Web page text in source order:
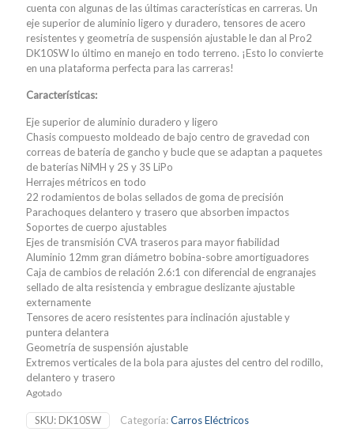
cuenta con algunas de las últimas características en carreras. Un
eje superior de aluminio ligero y duradero, tensores de acero
resistentes y geometría de suspensión ajustable le dan al Pro2
DK10SW lo último en manejo en todo terreno. ¡Esto lo convierte
en una plataforma perfecta para las carreras!
Características:
Eje superior de aluminio duradero y ligero
Chasis compuesto moldeado de bajo centro de gravedad con
correas de batería de gancho y bucle que se adaptan a paquetes
de baterías NiMH y 2S y 3S LiPo
Herrajes métricos en todo
22 rodamientos de bolas sellados de goma de precisión
Parachoques delantero y trasero que absorben impactos
Soportes de cuerpo ajustables
Ejes de transmisión CVA traseros para mayor fiabilidad
Aluminio 12mm gran diámetro bobina-sobre amortiguadores
Caja de cambios de relación 2.6:1 con diferencial de engranajes
sellado de alta resistencia y embrague deslizante ajustable
externamente
Tensores de acero resistentes para inclinación ajustable y
puntera delantera
Geometría de suspensión ajustable
Extremos verticales de la bola para ajustes del centro del rodillo,
delantero y trasero
Agotado
SKU:DK10SW Categoría:Carros Eléctricos